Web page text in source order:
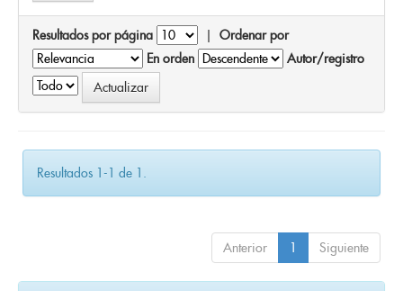
Resultados por página | Ordenar por
En orden
Autor/registro
Resultados 1-1 de 1.
Anterior 1 Siguiente